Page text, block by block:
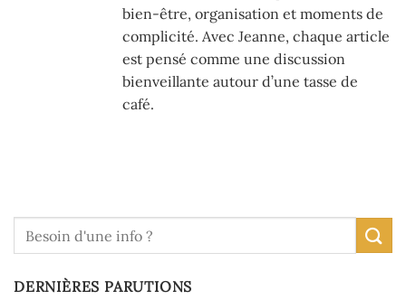
bien-être, organisation et moments de
complicité. Avec Jeanne, chaque article
est pensé comme une discussion
bienveillante autour d’une tasse de
café.
DERNIÈRES PARUTIONS